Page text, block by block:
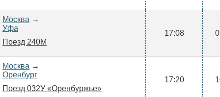
Москва →
Уфа
Поезд 240М
17:08
Москва →
Оренбург
Поезд 032У «Оренбуржье»
17:20